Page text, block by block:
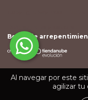
Al navegar por este
agilizar tu
Botón de